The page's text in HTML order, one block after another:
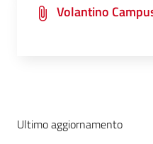
Volantino
Ultimo aggiornamento